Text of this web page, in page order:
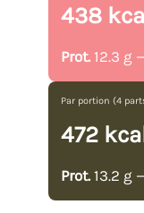
438
Prot. 12.3 g
Par portion (4
472
Prot. 13.2 g